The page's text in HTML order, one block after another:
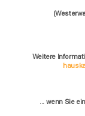
Weitere
... wenn Sie